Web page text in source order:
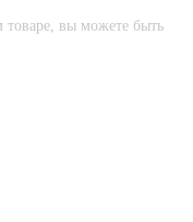
вы можете быть